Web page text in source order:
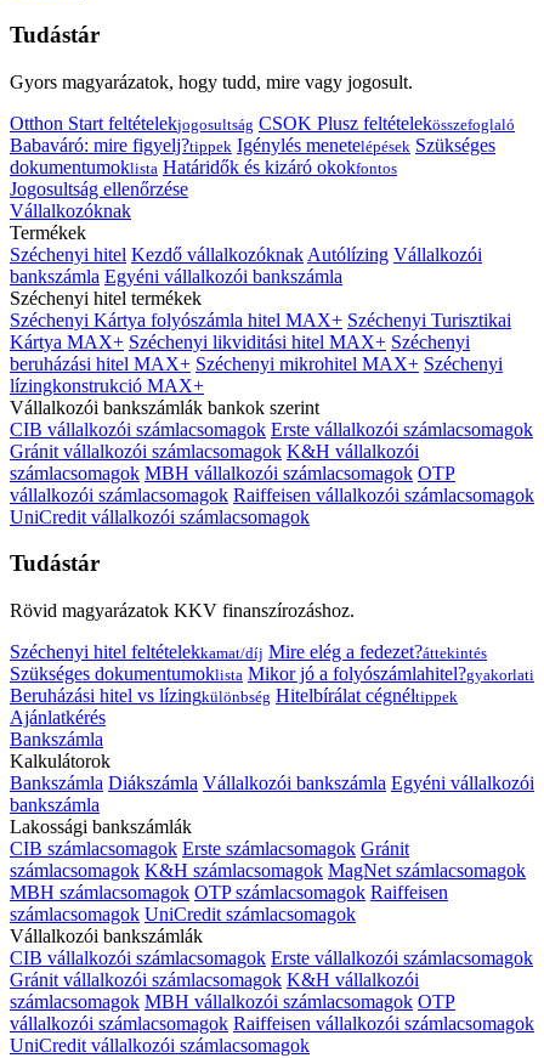
Tudástár
Gyors magyarázatok, hogy tudd, mire vagy jogosult.
Otthon Start feltételekjogosultság CSOK Plusz feltételekösszefoglaló
Babaváró: mire figyelj?tippek Igénylés menetelépések Szükséges
dokumentumoklista Határidők és kizáró okokfontos
Jogosultság ellenőrzése
Vállalkozóknak
Termékek
Széchenyi hitel Kezdő vállalkozóknak Autólízing Vállalkozói
bankszámla Egyéni vállalkozói bankszámla
Széchenyi hitel termékek
Széchenyi Kártya folyószámla hitel MAX+ Széchenyi Turisztikai
Kártya MAX+ Széchenyi likviditási hitel MAX+ Széchenyi
beruházási hitel MAX+ Széchenyi mikrohitel MAX+ Széchenyi
lízingkonstrukció MAX+
Vállalkozói bankszámlák bankok szerint
CIB vállalkozói számlacsomagok Erste vállalkozói számlacsomagok
Gránit vállalkozói számlacsomagok K&H vállalkozói
számlacsomagok MBH vállalkozói számlacsomagok OTP
vállalkozói számlacsomagok Raiffeisen vállalkozói számlacsomagok
UniCredit vállalkozói számlacsomagok
Tudástár
Rövid magyarázatok KKV finanszírozáshoz.
Széchenyi hitel feltételekkamat/díj Mire elég a fedezet?áttekintés
Szükséges dokumentumoklista Mikor jó a folyószámlahitel?gyakorlati
Beruházási hitel vs lízingkülönbség Hitelbírálat cégnéltippek
Ajánlatkérés
Bankszámla
Kalkulátorok
Bankszámla Diákszámla Vállalkozói bankszámla Egyéni vállalkozói
bankszámla
Lakossági bankszámlák
CIB számlacsomagok Erste számlacsomagok Gránit
számlacsomagok K&H számlacsomagok MagNet számlacsomagok
MBH számlacsomagok OTP számlacsomagok Raiffeisen
számlacsomagok UniCredit számlacsomagok
Vállalkozói bankszámlák
CIB vállalkozói számlacsomagok Erste vállalkozói számlacsomagok
Gránit vállalkozói számlacsomagok K&H vállalkozói
számlacsomagok MBH vállalkozói számlacsomagok OTP
vállalkozói számlacsomagok Raiffeisen vállalkozói számlacsomagok
UniCredit vállalkozói számlacsomagok